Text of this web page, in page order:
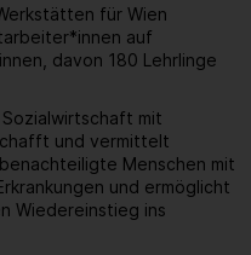
für Wien
auf
davon 180 Lehrlinge
mit
und vermittelt
Menschen mit
und ermöglicht
Wiedereinstieg ins